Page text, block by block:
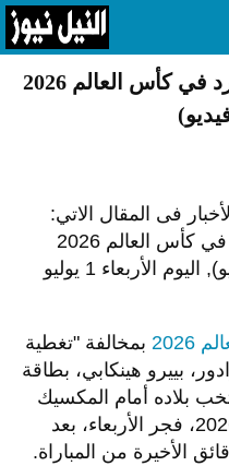
بييرو هينكابي، ثاني لاعب يطرد في كأس العالم 2026
فى المقال الاتي:
بييرو هينكابي، ثاني لاعب يطرد في كأس العالم 2026
بسبب قانون "تغطية الفم" (فيديو), اليوم الأربعاء 1 يوليو
بمخالفة "تغطية
بييرو هينكابي، بطاقة
بلاده أمام المكسيك
في دور الـ32 من كأس العالم 2026، فجر الأربعاء، بعد
الأخيرة من المباراة.